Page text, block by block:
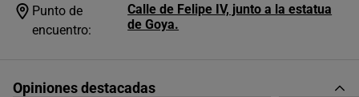
Punto de
encuentro:
Calle de Felipe IV, junto a la estatua
de Goya.
Opiniones destacadas